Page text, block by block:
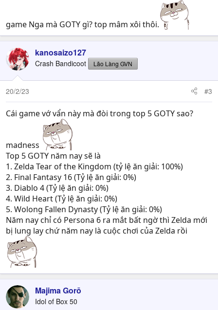
game Nga mà GOTY gì? top mâm xôi thôi.
kanosaizo127
Crash Bandicoot Lão Làng GVN
20/2/23 #3
Cái game vớ vẩn này mà đòi trong top 5 GOTY sao?
madness
Top 5 GOTY năm nay sẽ là
1. Zelda Tear of the Kingdom (tỷ lệ ăn giải: 100%)
2. Final Fantasy 16 (Tỷ lệ ăn giải: 0%)
3. Diablo 4 (Tỷ lệ ăn giải: 0%)
4. Wild Heart (Tỷ lệ ăn giải: 0%)
5. Wolong Fallen Dynasty (Tỷ lệ ăn giải: 0%)
Năm nay chỉ có Persona 6 ra mắt bất ngờ thì Zelda mới
bị lung lay chứ năm nay là cuộc chơi của Zelda rồi
Majima Gorō
Idol of Box 50